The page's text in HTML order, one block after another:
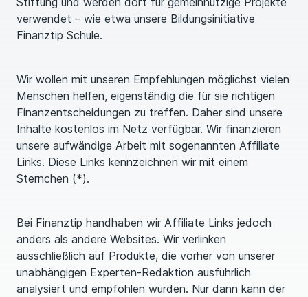
verwendet – wie etwa unsere Bildungsinitiative
Finanztip Schule.
Wir wollen mit unseren Empfehlungen möglichst vielen
Menschen helfen, eigenständig die für sie richtigen
Finanzentscheidungen zu treffen. Daher sind unsere
Inhalte kostenlos im Netz verfügbar. Wir finanzieren
unsere aufwändige Arbeit mit sogenannten Affiliate
Links. Diese Links kennzeichnen wir mit einem
Sternchen (*).
Bei Finanztip handhaben wir Affiliate Links jedoch
anders als andere Websites. Wir verlinken
ausschließlich auf Produkte, die vorher von unserer
unabhängigen Experten-Redaktion ausführlich
analysiert und empfohlen wurden. Nur dann kann der